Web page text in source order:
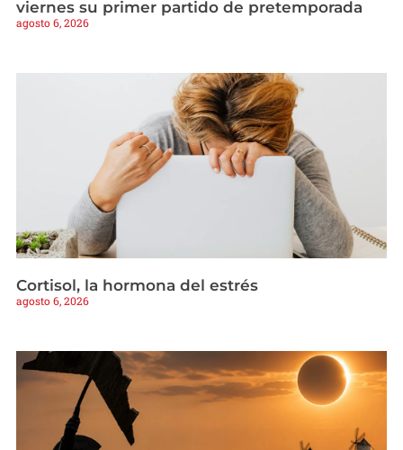
viernes su primer partido de pretemporada
agosto 6, 2026
Cortisol, la hormona del estrés
agosto 6, 2026